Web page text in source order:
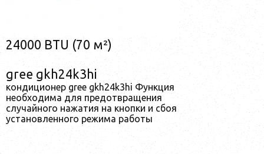
24000 BTU (70 м²)
gree gkh24k3hi
кондиционер gree gkh24k3hi Функция
необходима для предотвращения
случайного нажатия на кнопки и сбоя
установленного режима работы